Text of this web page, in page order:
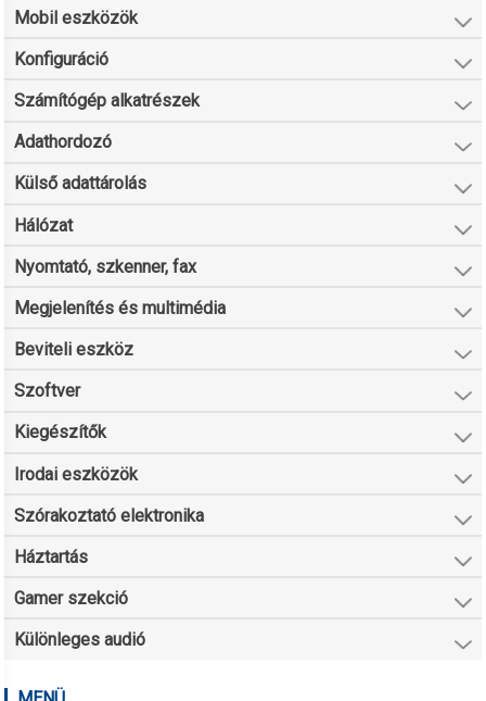
Mobil eszközök
Konfiguráció
Számítógép alkatrészek
Adathordozó
Külső adattárolás
Hálózat
Nyomtató, szkenner, fax
Megjelenítés és multimédia
Beviteli eszköz
Szoftver
Kiegészítők
Irodai eszközök
Szórakoztató elektronika
Háztartás
Gamer szekció
Különleges audió